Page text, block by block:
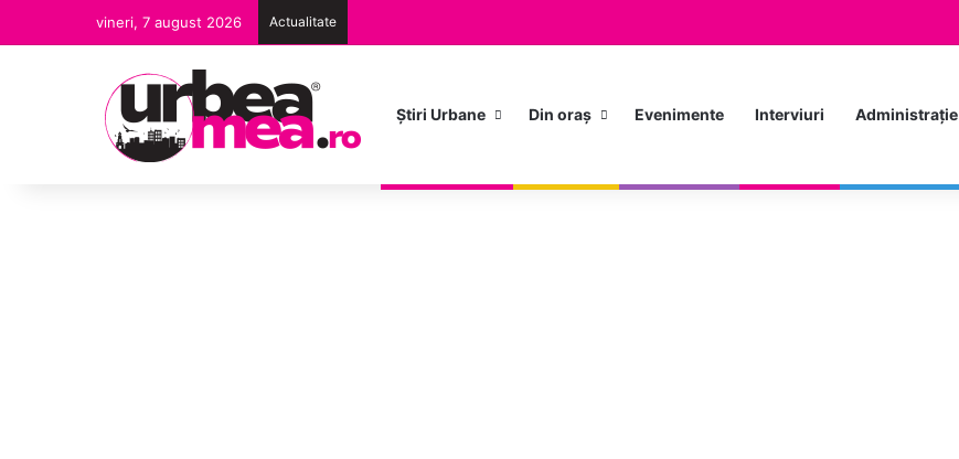
vineri, 7 august 2026 Actualitate
Ştiri Urbane Din oraș Evenimente Interviuri Administrație